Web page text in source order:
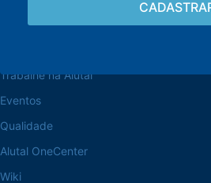
Trabalhe na Alutal
Eventos
Qualidade
Alutal OneCenter
Wiki